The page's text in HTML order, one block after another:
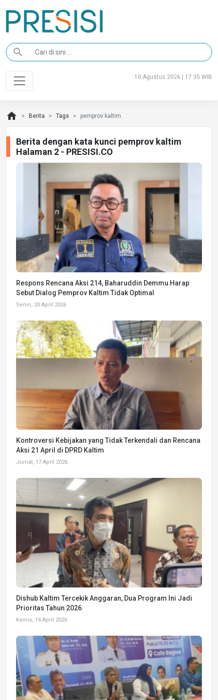
search
10 Agustus 2026 | 17:35 WIB
home Berita Tags pemprov kaltim
Berita dengan kata kunci pemprov kaltim
Halaman 2 - PRESISI.CO
Respons Rencana Aksi 214, Baharuddin Demmu Harap
Sebut Dialog Pemprov Kaltim Tidak Optimal
Senin, 20 April 2026
Kontroversi Kebijakan yang Tidak Terkendali dan Rencana
Aksi 21 April di DPRD Kaltim
Jumat, 17 April 2026
Dishub Kaltim Tercekik Anggaran, Dua Program Ini Jadi
Prioritas Tahun 2026
Kamis, 16 April 2026